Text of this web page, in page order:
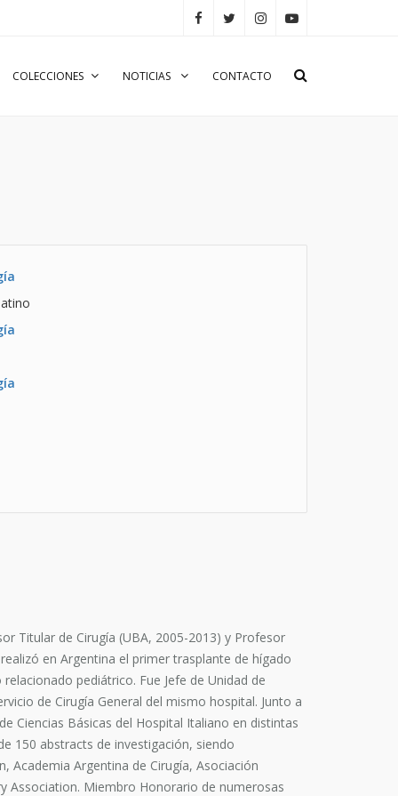
COLECCIONES NOTICIAS CONTACTO
Titular de Cirugía (UBA, 2005-2013) y Profesor
en Argentina el primer trasplante de hígado
pediátrico. Fue Jefe de Unidad de
de Cirugía General del mismo hospital. Junto a
Ciencias Básicas del Hospital Italiano en distintas
150 abstracts de investigación, siendo
Academia Argentina de Cirugía, Asociación
Association. Miembro Honorario de numerosas